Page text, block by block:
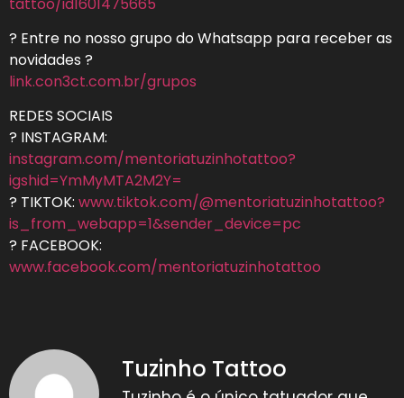
? Entre no nosso grupo do Whatsapp para receber as
novidades ?
link.con3ct.com.br/grupos
REDES SOCIAIS
? INSTAGRAM:
instagram.com/mentoriatuzinhotattoo?
igshid=YmMyMTA2M2Y=
? TIKTOK: www.tiktok.com/@mentoriatuzinhotattoo?
is_from_webapp=1&sender_device=pc
? FACEBOOK:
www.facebook.com/mentoriatuzinhotattoo
Tuzinho Tattoo